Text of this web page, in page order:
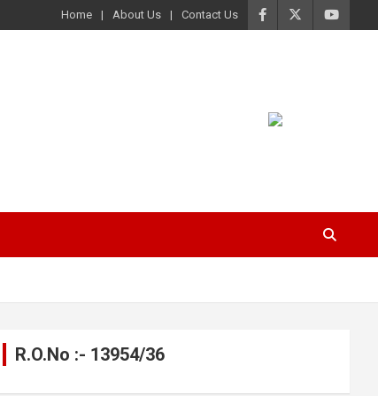
Home About Us Contact Us
R.O.No :- 13954/36